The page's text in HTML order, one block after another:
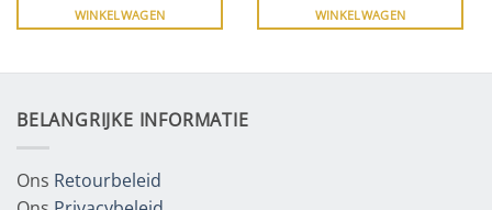
WINKELWAGEN
WINKELWAGEN
BELANGRIJKE INFORMATIE
Ons Retourbeleid